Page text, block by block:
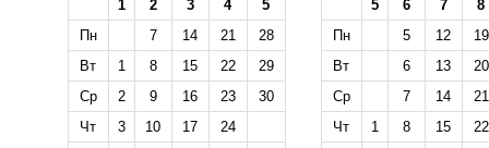
1 2 3 4
5
Пн
7 14 21
28
Вт
1 8 15 22
29
Ср
2 9 16 23
30
Чт
3 10 17
24
5 6 7
8
Пн
5 12
19
Вт
6 13
20
Ср
7 14
21
Чт
1 8 15
22